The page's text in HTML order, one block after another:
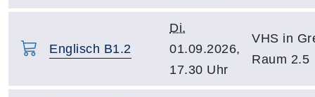
Englisch B1.2
Di.
01.09.2026,
17.30 Uhr
VHS in
Raum 2.5